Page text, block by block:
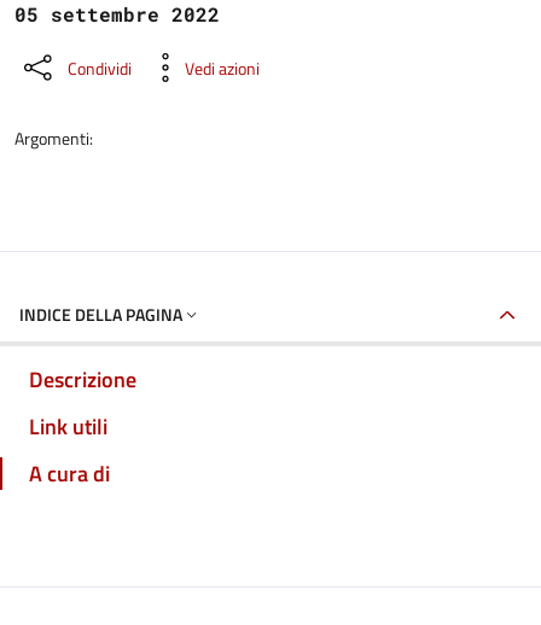
05 settembre 2022
Condividi Vedi azioni
Argomenti:
INDICE DELLA PAGINA
Descrizione
Link utili
A cura di